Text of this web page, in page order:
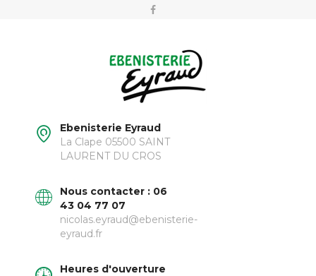
Ebenisterie Eyraud
La Clape 05500 SAINT
LAURENT DU CROS
Nous contacter : 06
43 04 77 07
nicolas.eyraud@ebenisterie-
eyraud.fr
Heures d'ouverture